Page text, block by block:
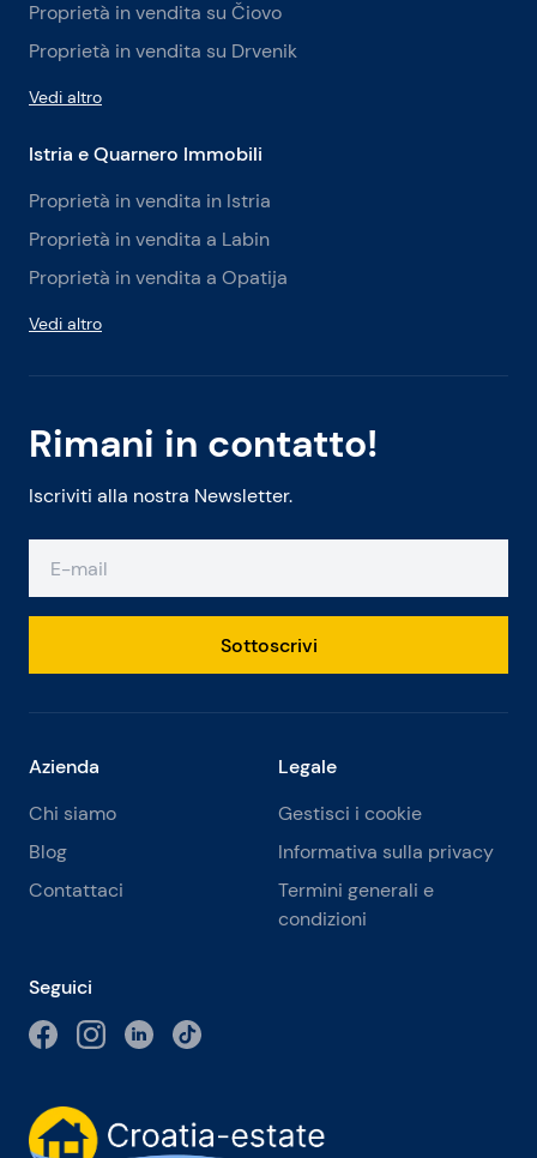
Rimani in contatto!
Iscriviti alla nostra Newsletter.
Sottoscrivi
Proprietà in vendita su Čiovo
Proprietà in vendita su Drvenik
Vedi altro
Istria e Quarnero Immobili
Proprietà in vendita in Istria
Proprietà in vendita a Labin
Proprietà in vendita a Opatija
Vedi altro
Azienda
Chi siamo
Blog
Contattaci
Legale
Gestisci i cookie
Informativa sulla privacy
Termini generali e
condizioni
Seguici